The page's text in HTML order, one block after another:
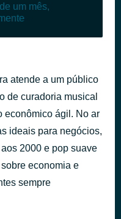
um mês,
atende a um público
de curadoria musical
econômico ágil. No ar
ideais para negócios,
2000 e pop suave
economia e
sempre